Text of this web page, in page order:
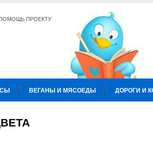
ПРОЕКТУ
ВЕГАНЫ И МЯСОЕДЫ ДОРОГИ И